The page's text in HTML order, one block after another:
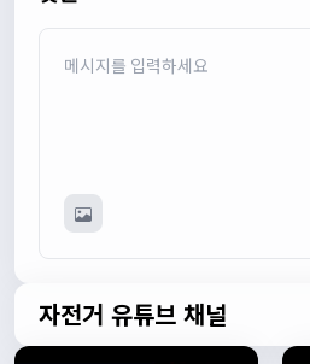
안녕하세요 :) 템플릿이 그대로 노출
이름/휴대폰 번호는 이벤트에 활용
해야하고 이에 동의한다는 체크박스
실시간 채팅 테스트
자전거 유튜브 채널